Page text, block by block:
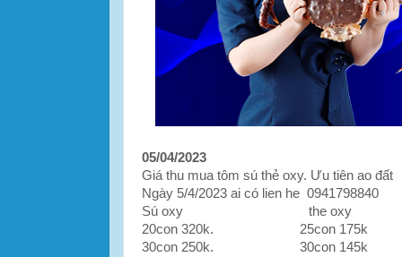
05/04/2023
Giá thu mua tôm sú thẻ oxy. Ưu tiên ao đất
Ngày 5/4/2023 ai có lien he 0941798840
Sú oxy the oxy
20con 320k. 25con 175k
30con 250k. 30con 145k